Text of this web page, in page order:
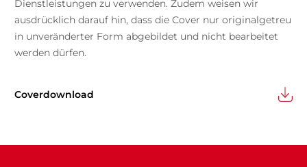
Dienstleistungen zu verwenden. Zudem weisen wir
ausdrücklich darauf hin, dass die Cover nur originalgetreu
in unveränderter Form abgebildet und nicht bearbeitet
werden dürfen.
Coverdownload